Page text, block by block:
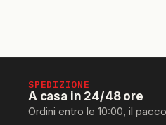
SPEDIZIONE
A casa in 24/48 ore
Ordini entro le 10:00, il